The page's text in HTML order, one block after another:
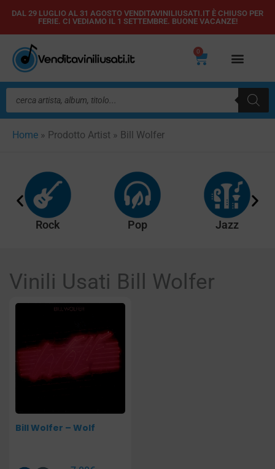
Vai
contenuto
DAL 29 LUGLIO AL 31 AGOSTO VENDITAVINILIUSATI.IT È CHIUSO PER
FERIE. CI VEDIAMO IL 1 SETTEMBRE. BUONE VACANZE!
0
Carrello
Ricerca
prodotti
Home » Prodotto Artist » Bill Wolfer
Rock Pop Jazz
Vinili Usati Bill Wolfer
Bill Wolfer – Wolf